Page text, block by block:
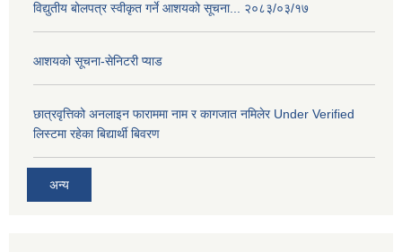
विद्युतीय बोलपत्र स्वीकृत गर्ने आशयको सूचना... २०८३/०३/१७
आशयको सूचना-सेनिटरी प्याड
छात्रवृत्तिको अनलाइन फाराममा नाम र कागजात नमिलेर Under Verified
लिस्टमा रहेका बिद्यार्थी बिवरण
अन्य